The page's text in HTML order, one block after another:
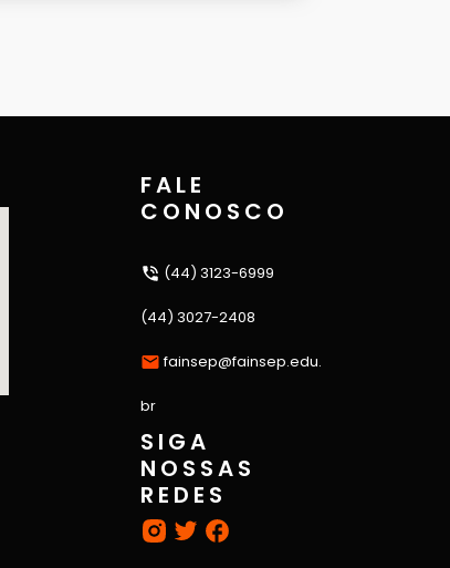
FALE
CONOSCO
(44) 3123-6999
(44) 3027-2408
fainsep@fainsep.edu.
br
SIGA
NOSSAS
REDES